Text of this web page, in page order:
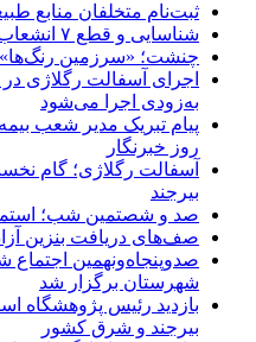
ثبت‌نام متخلفان منابع
شناسایی و قطع ۷ انشعاب غیرمجاز آب در شهرستان زیرکوه
چنشت؛ «سرزمین
اجرای آسفالت رگلاژی
به‌زودی اجرا می‌شود
پیام تبریک مدیر شعب
روز خبرنگار
آسفالت رگلاژی؛ گام
بیرجند
صد و شصتمین شب؛
صف‌های دریافت بنزین
شهرستان برگزار شد
بازدید رئیس پژوهشگاه
بیرجند و شرق کشور